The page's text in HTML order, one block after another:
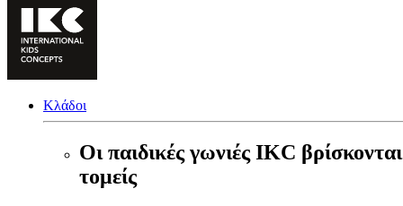
Κλάδοι
Οι παιδικές γωνιές IKC
τομείς